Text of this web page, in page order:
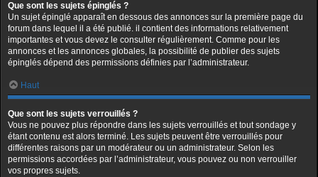
Que sont les sujets épinglés ?
Un sujet épinglé apparaît en dessous des annonces sur la première page du
forum dans lequel il a été publié. il contient des informations relativement
importantes et vous devez le consulter régulièrement. Comme pour les
annonces et les annonces globales, la possibilité de publier des sujets
épinglés dépend des permissions définies par l’administrateur.
Haut
Que sont les sujets verrouillés ?
Vous ne pouvez plus répondre dans les sujets verrouillés et tout sondage y
étant contenu est alors terminé. Les sujets peuvent être verrouillés pour
différentes raisons par un modérateur ou un administrateur. Selon les
permissions accordées par l’administrateur, vous pouvez ou non verrouiller
vos propres sujets.